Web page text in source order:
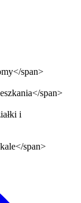
span>
span>
i
span>